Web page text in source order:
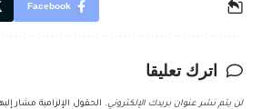
Facebook
اترك تعليقا
لن يتم نشر عنوان بريدك الإلكتروني. الحقول الإلزامية مشار